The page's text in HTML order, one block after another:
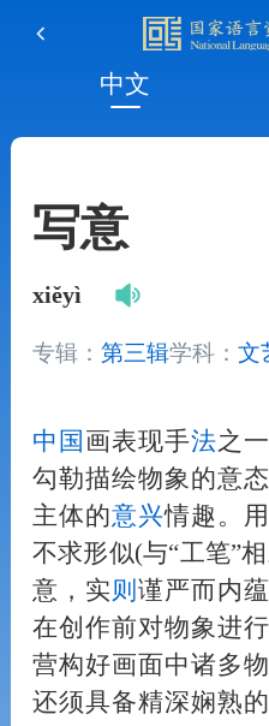
中文
写意
xiěyì
专辑： 第三辑学科： 文
中国 画表现手法之
勾勒描绘物象的意态
主体的意兴情趣。
不求形似(与“工笔”相
意，实则 谨严而内蕴
在创作前对物象进
营构好画面中诸多
还须具备精深娴熟